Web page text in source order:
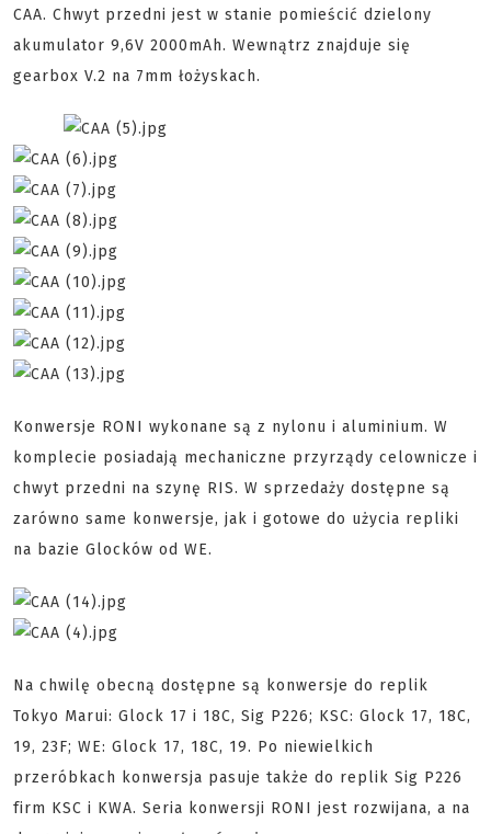
CAA. Chwyt przedni jest w stanie pomieścić dzielony
akumulator 9,6V 2000mAh. Wewnątrz znajduje się
gearbox V.2 na 7mm łożyskach.
Konwersje RONI wykonane są z nylonu i aluminium. W
komplecie posiadają mechaniczne przyrządy celownicze i
chwyt przedni na szynę RIS. W sprzedaży dostępne są
zarówno same konwersje, jak i gotowe do użycia repliki
na bazie Glocków od WE.
Na chwilę obecną dostępne są konwersje do replik
Tokyo Marui: Glock 17 i 18C, Sig P226; KSC: Glock 17, 18C,
19, 23F; WE: Glock 17, 18C, 19. Po niewielkich
przeróbkach konwersja pasuje także do replik Sig P226
firm KSC i KWA. Seria konwersji RONI jest rozwijana, a na